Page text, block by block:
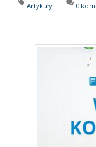
Artykuły 0